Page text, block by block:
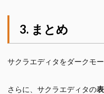
まとめ
サクラエディタをダークモ
さらに、サクラエディタの